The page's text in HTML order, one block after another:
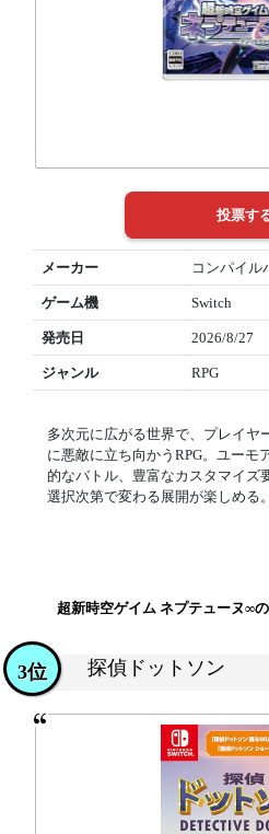
メーカー コンパイル
ゲーム機 Switch
発売日 2026/8/27
ジャンル RPG
多次元に広がる世界で、プレイヤ
に悪敵に立ち向かうRPG。ユーモ
的なバトル、豊富なカスタマイズ
選択次第で変わる展開が楽しめる。
超新時空ゲイム ネプテューヌ∞
探偵ドットソン
3位